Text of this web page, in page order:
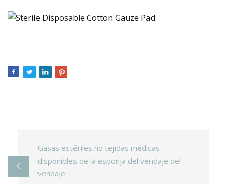
Gasas estériles no tejidas médicas
disponibles de la esponja del vendaje del
vendaje